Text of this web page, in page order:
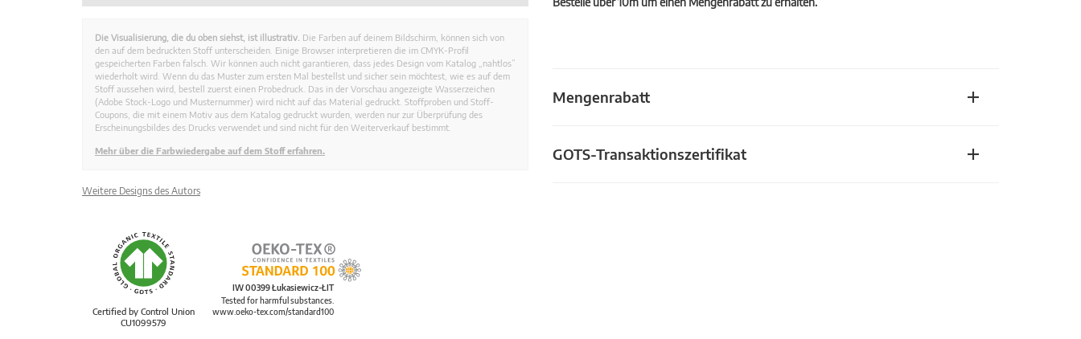
Mengenrabatt
GOTS-Transaktionszertifikat
Die Visualisierung, die du oben siehst, ist illustrativ. Die Farben auf deinem Bildschirm, können sich von
den auf dem bedruckten Stoff unterscheiden. Einige Browser interpretieren die im CMYK-Profil
gespeicherten Farben falsch. Wir können auch nicht garantieren, dass jedes Design vom Katalog „nahtlos”
wiederholt wird. Wenn du das Muster zum ersten Mal bestellst und sicher sein möchtest, wie es auf dem
Stoff aussehen wird, bestell zuerst einen Probedruck. Das in der Vorschau angezeigte Wasserzeichen
(Adobe Stock-Logo und Musternummer) wird nicht auf das Material gedruckt. Stoffproben und Stoff-
Coupons, die mit einem Motiv aus dem Katalog gedruckt wurden, werden nur zur Überprüfung des
Erscheinungsbildes des Drucks verwendet und sind nicht für den Weiterverkauf bestimmt.
Mehr über die Farbwiedergabe auf dem Stoff erfahren.
Weitere Designs des Autors
Certified by Control Union
CU1099579
IW 00399 Łukasiewicz-ŁIT
Tested for harmful substances.
www.oeko-tex.com/standard100